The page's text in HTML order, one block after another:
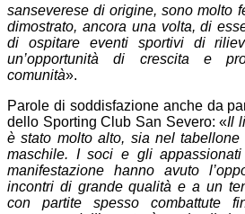
sanseverese di origine, sono molto
dimostrato, ancora una volta, di
di ospitare eventi sportivi di
un’opportunità di crescita e
comunità».
Parole di soddisfazione anche da
dello Sporting Club San Severo: «Il
è stato molto alto, sia nel
maschile. I soci e gli
manifestazione hanno avuto
incontri di grande qualità e a un
con partite spesso combattute